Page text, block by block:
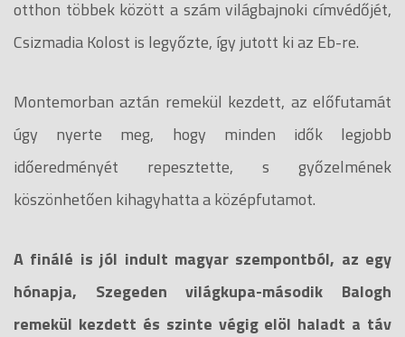
otthon többek között a szám világbajnoki címvédőjét,
Csizmadia Kolost is legyőzte, így jutott ki az Eb-re.
Montemorban aztán remekül kezdett, az előfutamát
úgy nyerte meg, hogy minden idők legjobb
időeredményét repesztette, s győzelmének
köszönhetően kihagyhatta a középfutamot.
A finálé is jól indult magyar szempontból, az egy
hónapja, Szegeden világkupa-második Balogh
remekül kezdett és szinte végig elöl haladt a táv